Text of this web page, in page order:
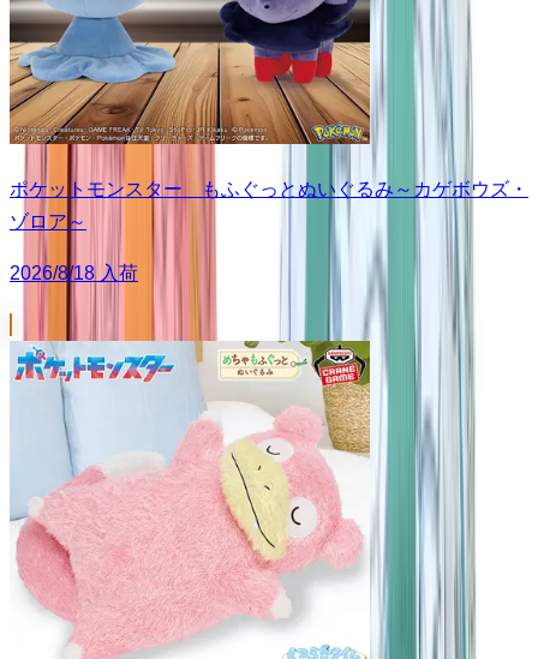
ポケットモンスター もふぐっとぬいぐるみ～カゲボウズ・
ゾロア～
2026/8/18 入荷